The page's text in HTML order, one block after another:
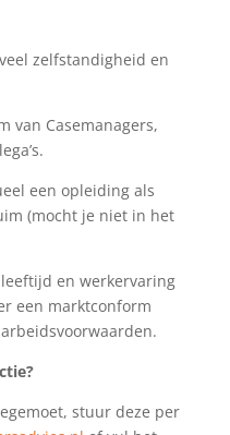
zelfstandigheid en
van Casemanagers,
een opleiding als
(mocht je niet in het
en werkervaring
een marktconform
stuur deze per